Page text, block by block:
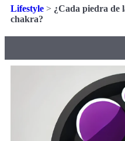
Lifestyle > ¿Cada piedra de
chakra?